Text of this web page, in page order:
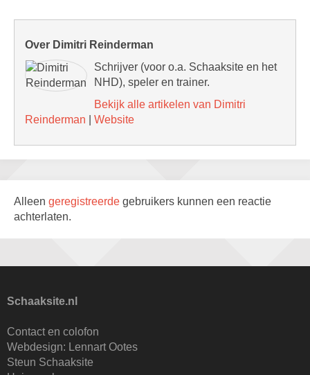
Over Dimitri Reinderman
Schrijver (voor o.a. Schaaksite en het
NHD), speler en trainer.
Bekijk alle artikelen van Dimitri
Reinderman
Website
Alleen geregistreerde gebruikers kunnen een reactie
achterlaten.
Schaaksite.nl
Contact en colofon
Webdesign: Lennart Ootes
Steun Schaaksite